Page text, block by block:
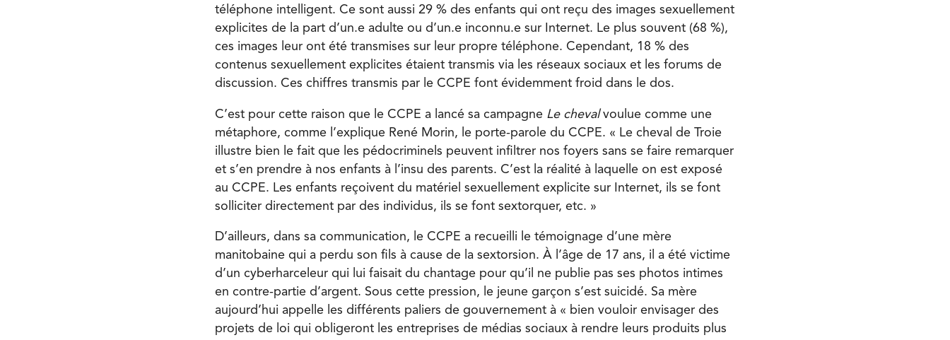
téléphone intelligent. Ce sont aussi 29 % des enfants qui ont reçu des images sexuellement
explicites de la part d’un.e adulte ou d’un.e inconnu.e sur Internet. Le plus souvent (68 %),
ces images leur ont été transmises sur leur propre téléphone. Cependant, 18 % des
contenus sexuellement explicites étaient transmis via les réseaux sociaux et les forums de
discussion. Ces chiffres transmis par le CCPE font évidemment froid dans le dos.
C’est pour cette raison que le CCPE a lancé sa campagne Le chevalvoulue comme une
métaphore, comme l’explique René Morin, le porte-parole du CCPE. « Le cheval de Troie
illustre bien le fait que les pédocriminels peuvent infiltrer nos foyers sans se faire remarquer
et s’en prendre à nos enfants à l’insu des parents. C’est la réalité à laquelle on est exposé
au CCPE. Les enfants reçoivent du matériel sexuellement explicite sur Internet, ils se font
solliciter directement par des individus, ils se font sextorquer, etc. »
D’ailleurs, dans sa communication, le CCPE a recueilli le témoignage d’une mère
manitobaine qui a perdu son fils à cause de la sextorsion. À l’âge de 17 ans, il a été victime
d’un cyberharceleur qui lui faisait du chantage pour qu’il ne publie pas ses photos intimes
en contre-partie d’argent. Sous cette pression, le jeune garçon s’est suicidé. Sa mère
aujourd’hui appelle les différents paliers de gouvernement à « bien vouloir envisager des
projets de loi qui obligeront les entreprises de médias sociaux à rendre leurs produits plus